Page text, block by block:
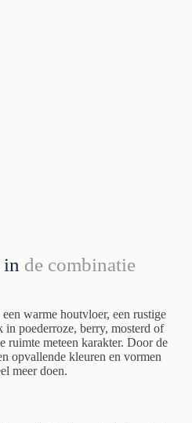
in de combinatie
warme houtvloer, een rustige
poederroze, berry, mosterd of
ruimte meteen karakter. Door de
opvallende kleuren en vormen
meer doen.